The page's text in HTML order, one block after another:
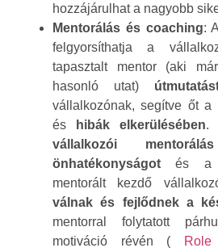
hozzájárulhat a nagyobb
Mentorálás és coaching: A
felgyorsíthatja a
tapasztalt mentor (aki
hasonló utat)
vállalkozónak, segítve őt a
és
hibák elkerülésében.
vállalkozói
önhatékonyságot és a
mentorált kezdő
válnak és fejlődnek a
mentorral folytatott
motiváció révén ( Role